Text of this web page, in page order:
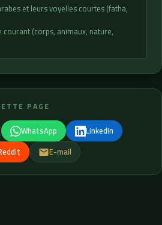
et leurs voyelles courtes (fatha,
(corps, animaux, nature,
PAGE
WhatsApp
LinkedIn
E-mail